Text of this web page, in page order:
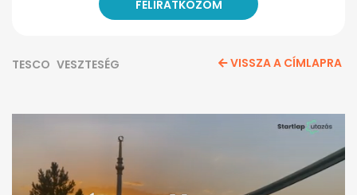
TESCO VESZTESÉG VISSZA A CÍMLAPRA